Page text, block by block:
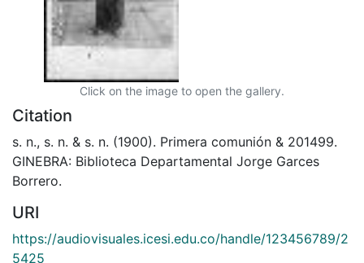
Click on the image to open the gallery.
Citation
s. n., s. n. & s. n. (1900). Primera comunión & 201499.
GINEBRA: Biblioteca Departamental Jorge Garces
Borrero.
URI
https://audiovisuales.icesi.edu.co/handle/123456789/2
5425